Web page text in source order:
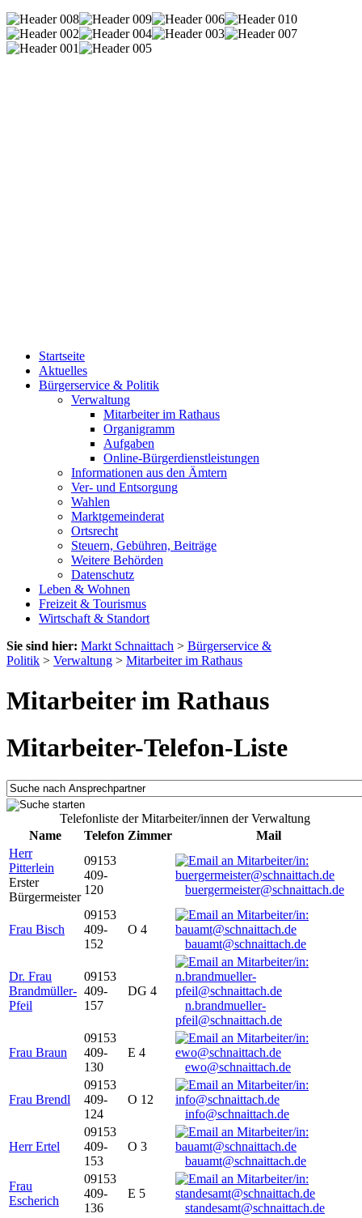
Startseite
Aktuelles
Bürgerservice & Politik
Verwaltung
Mitarbeiter im Rathaus
Organigramm
Aufgaben
Online-Bürgerdienstleistungen
Informationen aus den Ämtern
Ver- und Entsorgung
Wahlen
Marktgemeinderat
Ortsrecht
Steuern, Gebühren, Beiträge
Weitere Behörden
Datenschutz
Leben & Wohnen
Freizeit & Tourismus
Wirtschaft & Standort
Sie sind hier: Markt Schnaittach > Bürgerservice &
Politik > Verwaltung > Mitarbeiter im Rathaus
Mitarbeiter im Rathaus
Mitarbeiter-Telefon-Liste
Telefonliste der Mitarbeiter/innen der Verwaltung
Name
Telefon Zimmer
Mail
Herr
Pitterlein
Erster
Bürgermeister
09153
409-
120
buergermeister@schnaittach.de
Frau Bisch
09153
409-
152
O 4
bauamt@schnaittach.de
Dr. Frau
Brandmüller-
Pfeil
09153
409-
157
DG 4
n.brandmueller-
pfeil@schnaittach.de
Frau Braun
09153
409-
130
E 4
ewo@schnaittach.de
Frau Brendl
09153
409-
124
O 12
info@schnaittach.de
Herr Ertel
09153
409-
153
O 3
bauamt@schnaittach.de
Frau
Escherich
09153
409-
136
E 5
standesamt@schnaittach.de